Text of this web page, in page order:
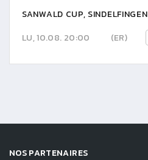
SANWALD CUP, SINDELFINGEN
LU, 10.08. 20:00
(ER)
NOS PARTENAIRES